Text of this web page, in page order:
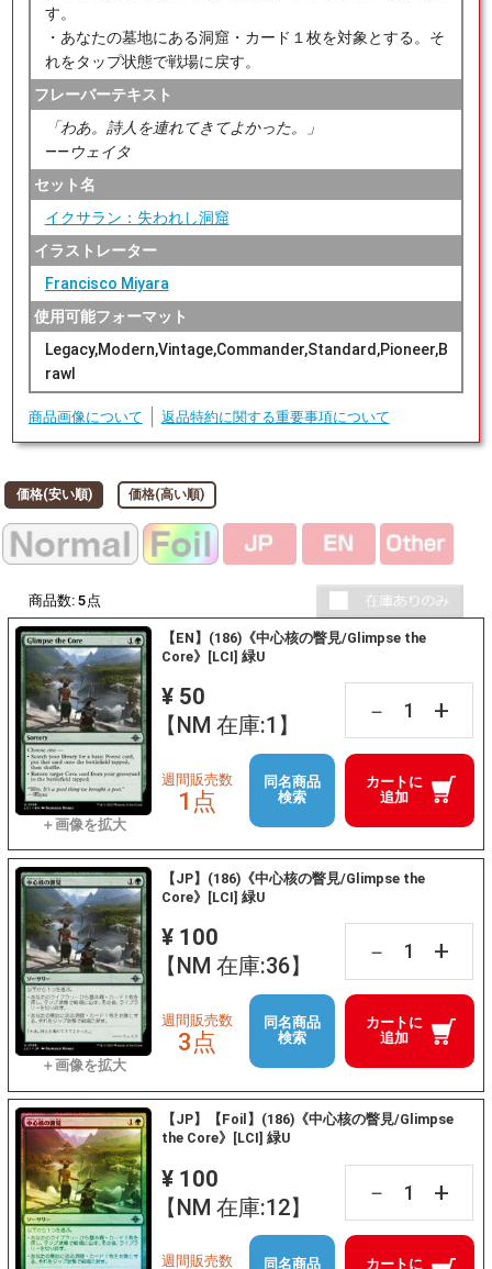
す。
・あなたの墓地にある洞窟・カード１枚を対象とする。そ
れをタップ状態で戦場に戻す。
フレーバーテキスト
「わあ。詩人を連れてきてよかった。」
――ウェイタ
セット名
イクサラン：失われし洞窟
イラストレーター
Francisco Miyara
使用可能フォーマット
Legacy,Modern,Vintage,Commander,Standard,Pioneer,B
rawl
商品画像について 返品特約に関する重要事項について
価格(安い順) 価格(高い順)
商品数: 5 点
【EN】(186)《中心核の瞥見/Glimpse the
Core》[LCI] 緑U
¥ 50
【NM 在庫:1】
－ +
カートに
追加
週間販売数
1点
同名商品
検索
【JP】(186)《中心核の瞥見/Glimpse the
Core》[LCI] 緑U
¥ 100
【NM 在庫:36】
－ +
カートに
追加
週間販売数
3点
同名商品
検索
【JP】【Foil】(186)《中心核の瞥見/Glimpse
the Core》[LCI] 緑U
¥ 100
【NM 在庫:12】
－ +
カートに
週間販売数 同名商品